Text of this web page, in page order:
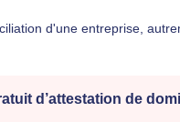
d'une entreprise,
d’attestation de